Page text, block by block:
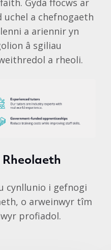
Gyda ffocws ar
a chefnogaeth
a ariennir yn
â sgiliau
a rheoli.
cynllunio i gefnogi
o arweinwyr tîm
profiadol.